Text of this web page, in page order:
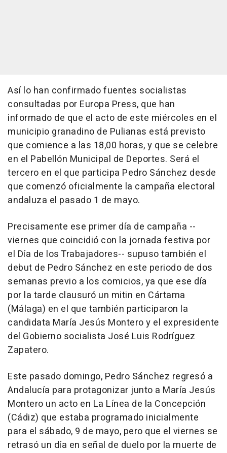
Así lo han confirmado fuentes socialistas
consultadas por Europa Press, que han
informado de que el acto de este miércoles en el
municipio granadino de Pulianas está previsto
que comience a las 18,00 horas, y que se celebre
en el Pabellón Municipal de Deportes. Será el
tercero en el que participa Pedro Sánchez desde
que comenzó oficialmente la campaña electoral
andaluza el pasado 1 de mayo.
Precisamente ese primer día de campaña --
viernes que coincidió con la jornada festiva por
el Día de los Trabajadores-- supuso también el
debut de Pedro Sánchez en este periodo de dos
semanas previo a los comicios, ya que ese día
por la tarde clausuró un mitin en Cártama
(Málaga) en el que también participaron la
candidata María Jesús Montero y el expresidente
del Gobierno socialista José Luis Rodríguez
Zapatero.
Este pasado domingo, Pedro Sánchez regresó a
Andalucía para protagonizar junto a María Jesús
Montero un acto en La Línea de la Concepción
(Cádiz) que estaba programado inicialmente
para el sábado, 9 de mayo, pero que el viernes se
retrasó un día en señal de duelo por la muerte de